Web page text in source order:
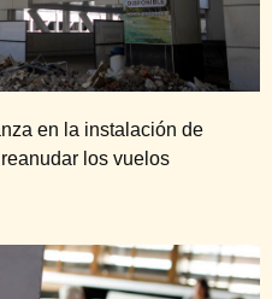
en la instalación de
los vuelos